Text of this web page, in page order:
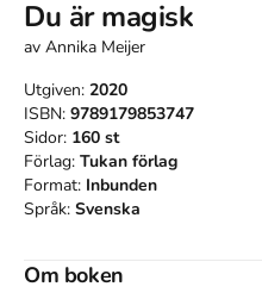
Du är magisk
av Annika Meijer
Utgiven: 2020
ISBN: 9789179853747
Sidor: 160 st
Förlag: Tukan förlag
Format: Inbunden
Språk: Svenska
Om boken